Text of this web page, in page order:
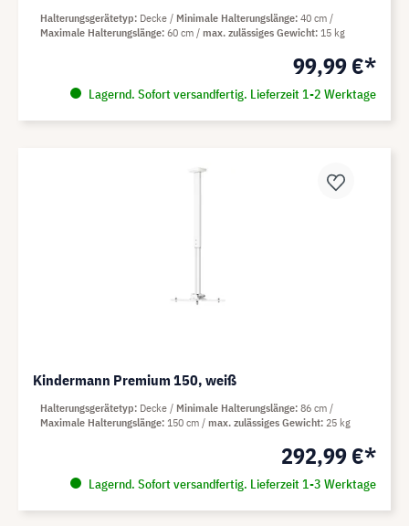
99,99 €*
Lagernd. Sofort versandfertig. Lieferzeit 1-2 Werktage
Halterungsgerätetyp Decke Minimale Halterungslänge 40 cm
Maximale Halterungslänge 60 cm max. zulässiges Gewicht 15 kg
Kindermann Premium 150, weiß
292,99 €*
Lagernd. Sofort versandfertig. Lieferzeit 1-3 Werktage
Halterungsgerätetyp Decke Minimale Halterungslänge 86 cm
Maximale Halterungslänge 150 cm max. zulässiges Gewicht 25 kg